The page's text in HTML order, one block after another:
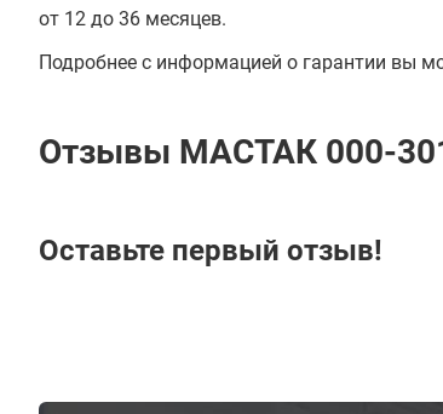
от 12 до 36 месяцев.
Подробнее с информацией о гарантии вы
Отзывы МАСТАК 000-
Оставьте первый отзыв!